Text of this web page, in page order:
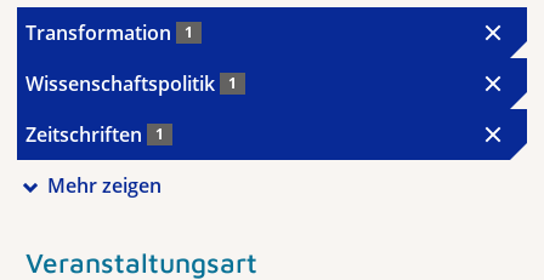
Transformation 1
Wissenschaftspolitik 1
Zeitschriften 1
Mehr zeigen
Veranstaltungsart